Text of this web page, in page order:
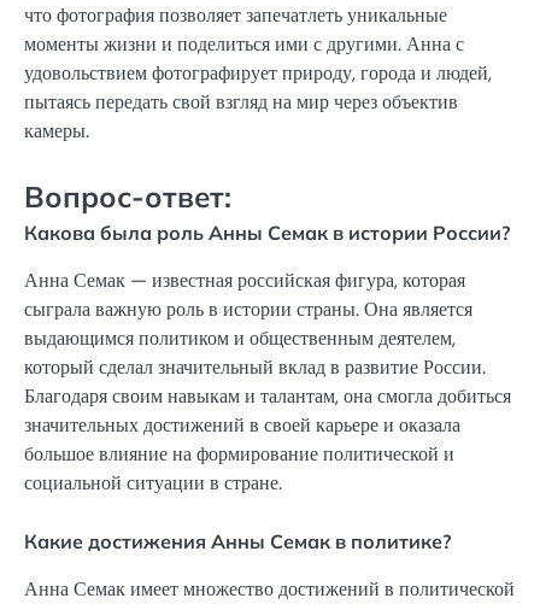
что фотография позволяет запечатлеть уникальные
моменты жизни и поделиться ими с другими. Анна с
удовольствием фотографирует природу, города и людей,
пытаясь передать свой взгляд на мир через объектив
камеры.
Вопрос-ответ:
Какова была роль Анны Семак в истории России?
Анна Семак — известная российская фигура, которая
сыграла важную роль в истории страны. Она является
выдающимся политиком и общественным деятелем,
который сделал значительный вклад в развитие России.
Благодаря своим навыкам и талантам, она смогла добиться
значительных достижений в своей карьере и оказала
большое влияние на формирование политической и
социальной ситуации в стране.
Какие достижения Анны Семак в политике?
Анна Семак имеет множество достижений в политической